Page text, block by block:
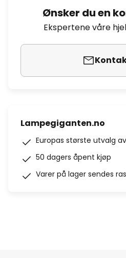
Ønsker du en
Ekspertene våre
Lampegiganten.no
Europas største utvalg
50 dagers åpent kjøp
Varer på lager sendes